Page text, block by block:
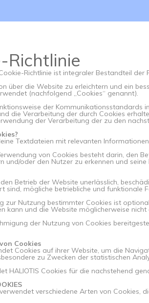
Richtlinie
Richtlinie ist integraler Bestandteil
über die Website zu erleichtern und ein
(nachfolgend „Cookies“ genannt).
der Kommunikationsstandards
die Verarbeitung der durch Cookies
der Verarbeitung der zu den
Textdateien mit relevanten
von Cookies besteht darin, den
und/oder den Nutzer zu erkennen und
Betrieb der Website unerlässlich,
sind, mögliche betriebliche und funktionale
zur Nutzung bestimmter Cookies ist
kann und die Website möglicherweise
der Nutzung von Cookies
Cookies
Cookies auf ihrer Website, um die
zu Zwecken der statistischen
HALIOTIS Cookies für die nachstehend
verschiedene Arten von Cookies,